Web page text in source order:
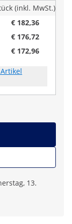
(inkl. MwSt.)
€ 182,36
€ 176,72
€ 172,96
13.